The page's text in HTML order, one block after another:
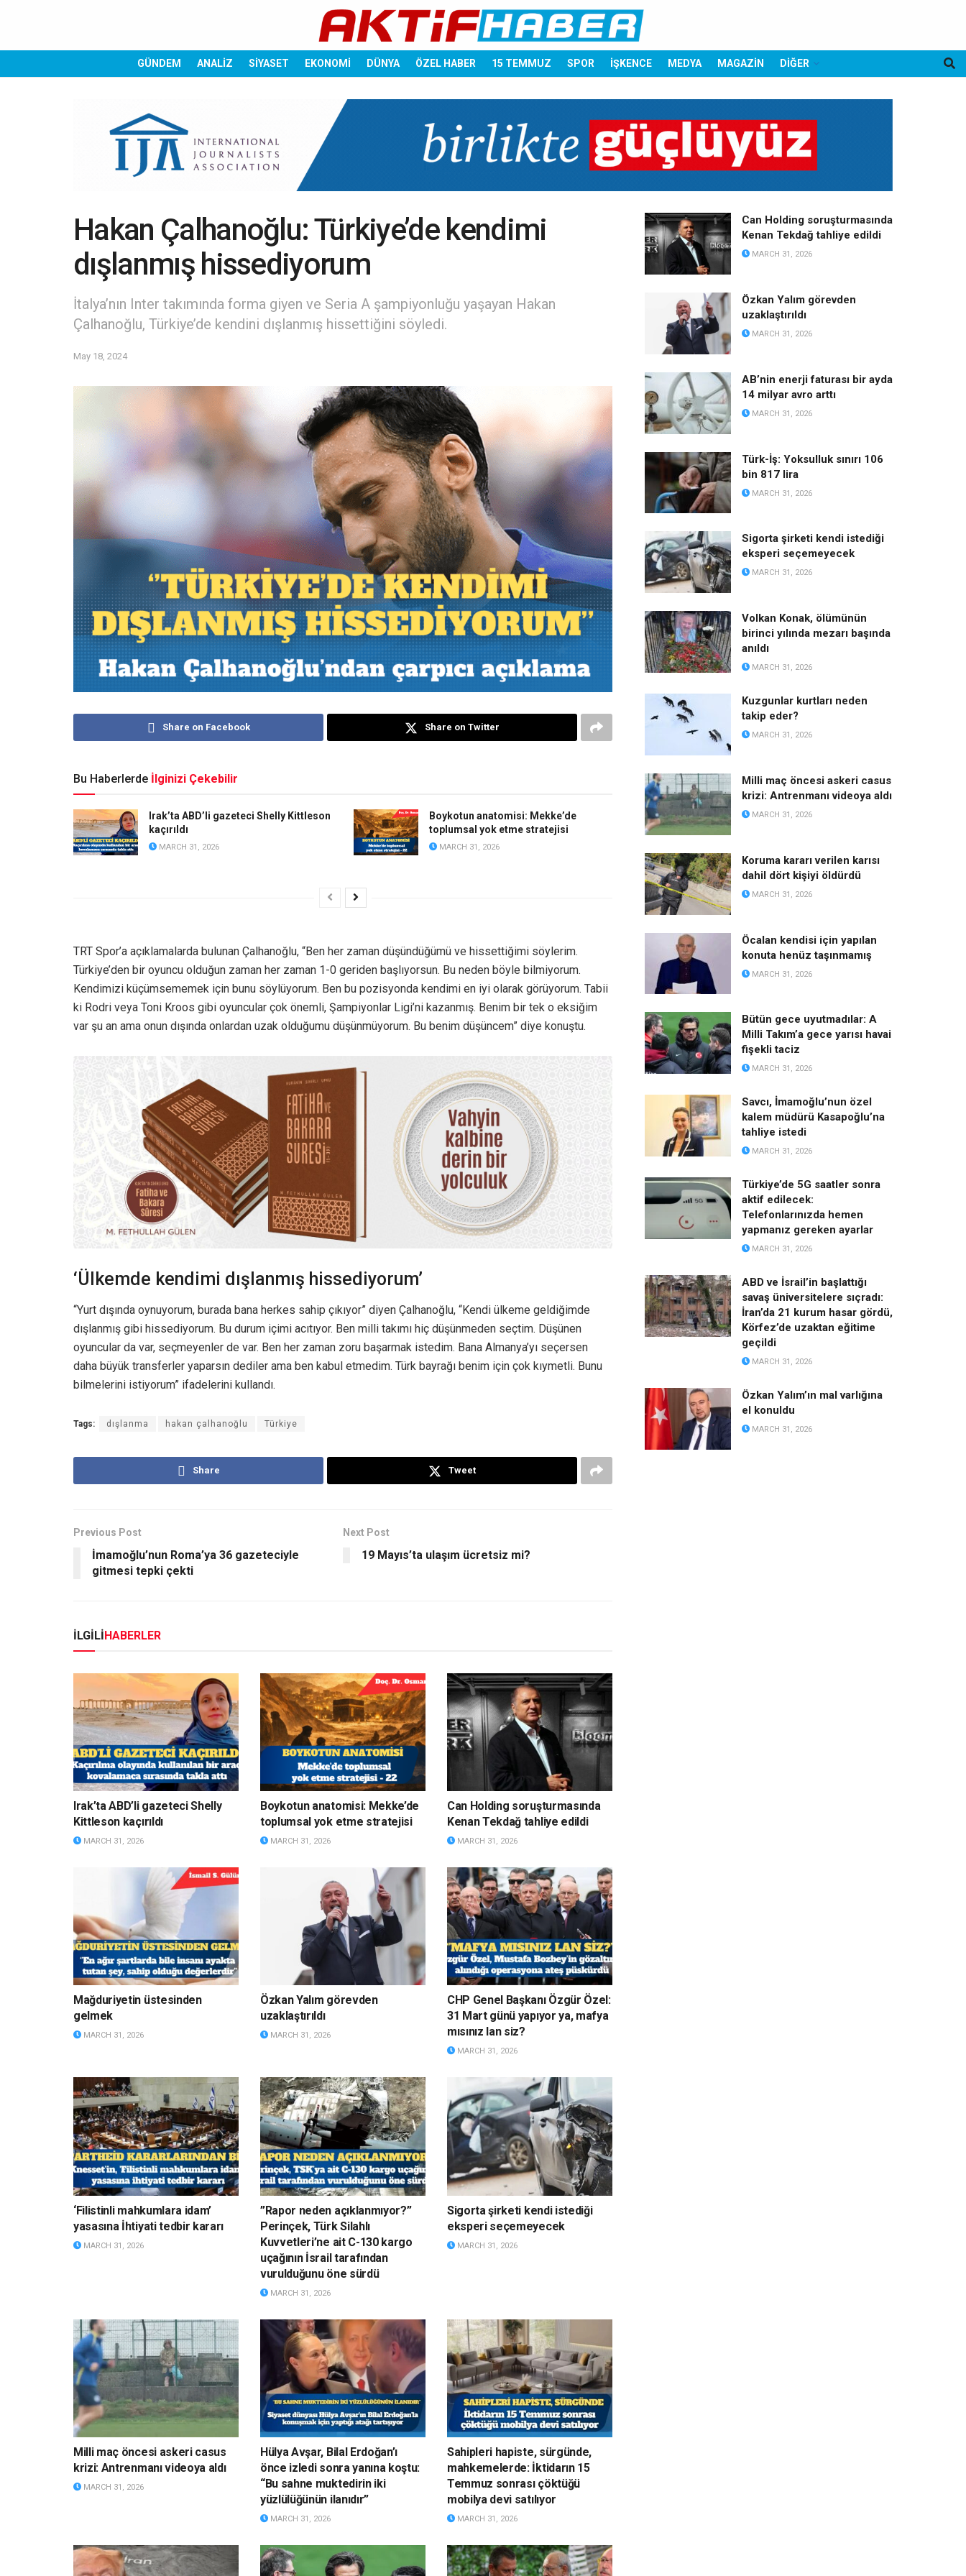
GÜNDEM ANALİZ SİYASET EKONOMİ DÜNYA ÖZEL HABER 15 TEMMUZ SPOR İŞKENCE MEDYA MAGAZİN DİĞER
Hakan Çalhanoğlu: Türkiye’de kendimi
dışlanmış hissediyorum
İtalya’nın Inter takımında forma giyen ve Seria A şampiyonluğu yaşayan Hakan
Çalhanoğlu, Türkiye’de kendini dışlanmış hissettiğini söyledi.
May 18, 2024
Share on Facebook Share on Twitter
Bu Haberlerde İlginizi Çekebilir
Irak’ta ABD’li gazeteci Shelly Kittleson
kaçırıldı
MARCH 31, 2026
Boykotun anatomisi: Mekke’de
toplumsal yok etme stratejisi
MARCH 31, 2026
TRT Spor’a açıklamalarda bulunan Çalhanoğlu, “Ben her zaman düşündüğümü ve hissettiğimi söylerim.
Türkiye’den bir oyuncu olduğun zaman her zaman 1-0 geriden başlıyorsun. Bu neden böyle bilmiyorum.
Kendimizi küçümsememek için bunu söylüyorum. Ben bu pozisyonda kendimi en iyi olarak görüyorum. Tabii
ki Rodri veya Toni Kroos gibi oyuncular çok önemli, Şampiyonlar Ligi’ni kazanmış. Benim bir tek o eksiğim
var şu an ama onun dışında onlardan uzak olduğumu düşünmüyorum. Bu benim düşüncem” diye konuştu.
‘Ülkemde kendimi dışlanmış hissediyorum’
“Yurt dışında oynuyorum, burada bana herkes sahip çıkıyor” diyen Çalhanoğlu, “Kendi ülkeme geldiğimde
dışlanmış gibi hissediyorum. Bu durum içimi acıtıyor. Ben milli takımı hiç düşünmeden seçtim. Düşünen
oyuncular da var, seçmeyenler de var. Ben her zaman zoru başarmak istedim. Bana Almanya’yı seçersen
daha büyük transferler yaparsın dediler ama ben kabul etmedim. Türk bayrağı benim için çok kıymetli. Bunu
bilmelerini istiyorum” ifadelerini kullandı.
Tags: dışlanma hakan çalhanoğlu Türkiye
Share Tweet
Previous Post
İmamoğlu’nun Roma’ya 36 gazeteciyle
gitmesi tepki çekti
Next Post
19 Mayıs’ta ulaşım ücretsiz mi?
İLGİLİHABERLER
Irak’ta ABD’li gazeteci Shelly
Kittleson kaçırıldı
MARCH 31, 2026
Boykotun anatomisi: Mekke’de
toplumsal yok etme stratejisi
MARCH 31, 2026
Can Holding soruşturmasında
Kenan Tekdağ tahliye edildi
MARCH 31, 2026
Mağduriyetin üstesinden
gelmek
MARCH 31, 2026
Özkan Yalım görevden
uzaklaştırıldı
MARCH 31, 2026
CHP Genel Başkanı Özgür Özel:
31 Mart günü yapıyor ya, mafya
mısınız lan siz?
MARCH 31, 2026
‘Filistinli mahkumlara idam’
yasasına İhtiyati tedbir kararı
MARCH 31, 2026
”Rapor neden açıklanmıyor?”
Perinçek, Türk Silahlı
Kuvvetleri’ne ait C-130 kargo
uçağının İsrail tarafından
vurulduğunu öne sürdü
MARCH 31, 2026
Sigorta şirketi kendi istediği
eksperi seçemeyecek
MARCH 31, 2026
Milli maç öncesi askeri casus
krizi: Antrenmanı videoya aldı
MARCH 31, 2026
Hülya Avşar, Bilal Erdoğan’ı
önce izledi sonra yanına koştu:
“Bu sahne muktedirin iki
yüzlülüğünün ilanıdır”
MARCH 31, 2026
Sahipleri hapiste, sürgünde,
mahkemelerde: İktidarın 15
Temmuz sonrası çöktüğü
mobilya devi satılıyor
MARCH 31, 2026
Can Holding soruşturmasında
Kenan Tekdağ tahliye edildi
MARCH 31, 2026
Özkan Yalım görevden
uzaklaştırıldı
MARCH 31, 2026
AB’nin enerji faturası bir ayda
14 milyar avro arttı
MARCH 31, 2026
Türk-İş: Yoksulluk sınırı 106
bin 817 lira
MARCH 31, 2026
Sigorta şirketi kendi istediği
eksperi seçemeyecek
MARCH 31, 2026
Volkan Konak, ölümünün
birinci yılında mezarı başında
anıldı
MARCH 31, 2026
Kuzgunlar kurtları neden
takip eder?
MARCH 31, 2026
Milli maç öncesi askeri casus
krizi: Antrenmanı videoya aldı
MARCH 31, 2026
Koruma kararı verilen karısı
dahil dört kişiyi öldürdü
MARCH 31, 2026
Öcalan kendisi için yapılan
konuta henüz taşınmamış
MARCH 31, 2026
Bütün gece uyutmadılar: A
Milli Takım’a gece yarısı havai
fişekli taciz
MARCH 31, 2026
Savcı, İmamoğlu’nun özel
kalem müdürü Kasapoğlu’na
tahliye istedi
MARCH 31, 2026
Türkiye’de 5G saatler sonra
aktif edilecek:
Telefonlarınızda hemen
yapmanız gereken ayarlar
MARCH 31, 2026
ABD ve İsrail’in başlattığı
savaş üniversitelere sıçradı:
İran’da 21 kurum hasar gördü,
Körfez’de uzaktan eğitime
geçildi
MARCH 31, 2026
Özkan Yalım’ın mal varlığına
el konuldu
MARCH 31, 2026